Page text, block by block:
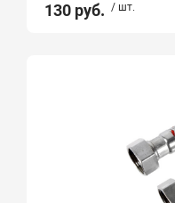
130 руб. / шт.